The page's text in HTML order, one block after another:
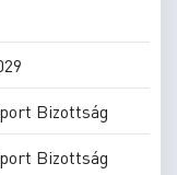
Bizottság
Bizottság